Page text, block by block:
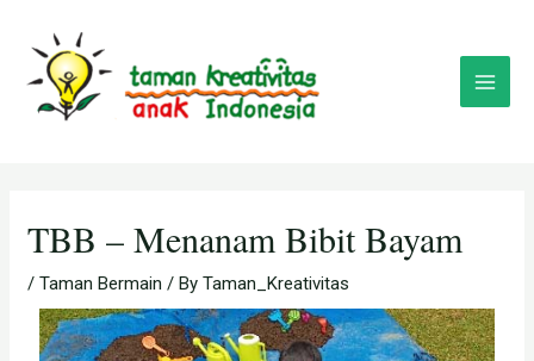
content
Menu
TBB – Menanam Bibit Bayam
/Taman Bermain / ByTaman_Kreativitas
navigation